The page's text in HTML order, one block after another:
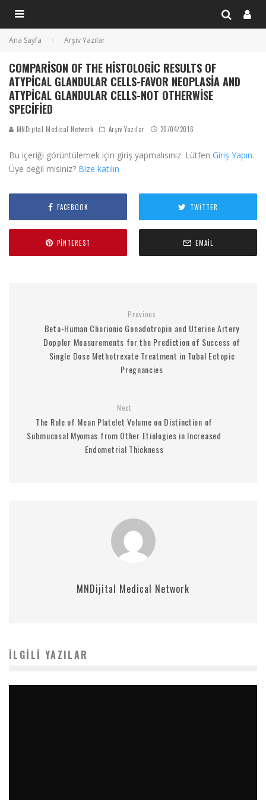
Ana Sayfa Arşiv Yazılar
COMPARISON OF THE HISTOLOGIC RESULTS OF
ATYPICAL GLANDULAR CELLS-FAVOR NEOPLASIA AND
ATYPICAL GLANDULAR CELLS-NOT OTHERWISE
SPECIFIED
MNDijital Medical Network Arşiv Yazılar 20/04/2016
Bu içeriği görüntülemek için giriş yapmalısınız. Lütfen Giriş Yapın.
Üye değil misiniz? Bize katılın
FACEBOOK TWITTER
PINTEREST EMAIL
Previous
Beta-Human Chorionic Gonadotropin and Uterine Artery
Doppler Measurements for the Prediction of Success of
Single Dose Methotrexate Treatment in Tubal Ectopic
Pregnancies
Next
The Role of Mean Platelet Volume on Distinction of
Submucosal Myomas from Other Etiologies in Increased
Endometrial Thickness
MNDijital Medical Network
İLGILI YAZILAR